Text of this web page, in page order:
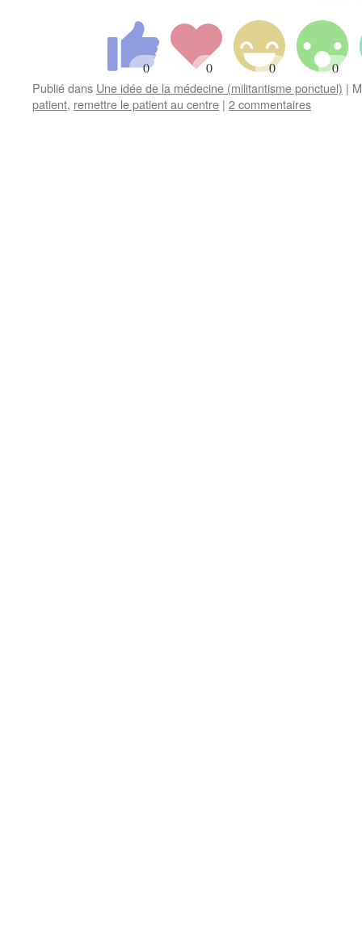
Publié dans Une idée de la médecine (militantisme ponctuel) |
patient, remettre le patient au centre | 2 commentaires